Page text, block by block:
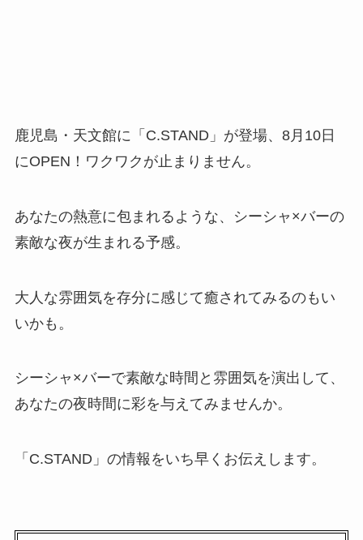
鹿児島・天文館に「C.STAND」が登場、8月10日
にOPEN！ワクワクが止まりません。
あなたの熱意に包まれるような、シーシャ×バーの
素敵な夜が生まれる予感。
大人な雰囲気を存分に感じて癒されてみるのもい
いかも。
シーシャ×バーで素敵な時間と雰囲気を演出して、
あなたの夜時間に彩を与えてみませんか。
「C.STAND」の情報をいち早くお伝えします。